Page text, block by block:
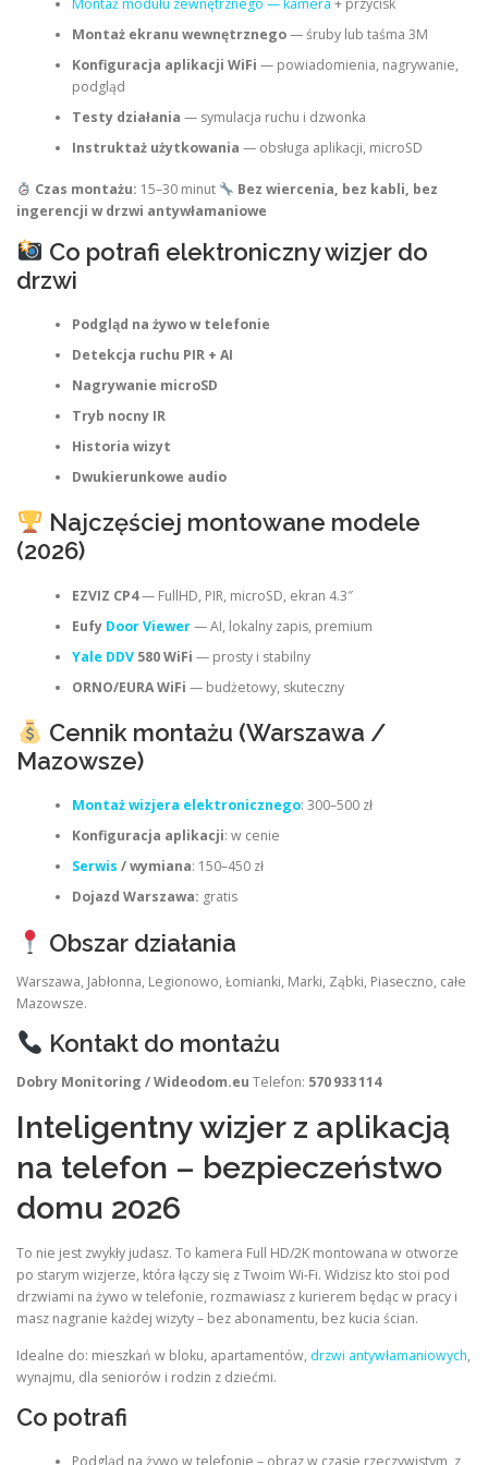
Montaż modułu zewnętrznego — kamera + przycisk
Montaż ekranu wewnętrznego— śruby lub taśma 3M
Konfiguracja aplikacji WiFi — powiadomienia, nagrywanie,
podgląd
Testy działania — symulacja ruchu i dzwonka
Instruktaż użytkowania — obsługa aplikacji, microSD
Czas montażu: 15–30 minut
Bez wiercenia, bez kabli, bez
ingerencji w drzwi antywłamaniowe
Co potrafi elektroniczny wizjer do
drzwi
Podgląd na żywo w telefonie
Detekcja ruchu PIR + AI
Nagrywanie microSD
Tryb nocny IR
Historia wizyt
Dwukierunkowe audio
Najczęściej montowane modele
(2026)
EZVIZ CP4— FullHD, PIR, microSD, ekran 4.3″
Eufy Door Viewer— AI, lokalny zapis, premium
Yale DDV580 WiFi — prosty i stabilny
ORNO/EURA WiFi — budżetowy, skuteczny
Cennik montażu (Warszawa /
Mazowsze)
Montaż wizjera elektronicznego: 300–500 zł
Konfiguracja aplikacji: w cenie
Serwis / wymiana: 150–450 zł
Dojazd Warszawa: gratis
Obszar działania
Warszawa, Jabłonna, Legionowo, Łomianki, Marki, Ząbki, Piaseczno, całe
Mazowsze.
Kontakt do montażu
Dobry Monitoring / Wideodom.eu Telefon: 570 933 114
Inteligentny wizjer z aplikacją
na telefon – bezpieczeństwo
domu 2026
To nie jest zwykły judasz. To kamera Full HD/2K montowana w otworze
po starym wizjerze, która łączy się z Twoim Wi-Fi. Widzisz kto stoi pod
drzwiami na żywo w telefonie, rozmawiasz z kurierem będąc w pracy i
masz nagranie każdej wizyty – bez abonamentu, bez kucia ścian.
Idealne do: mieszkań w bloku, apartamentów, drzwi antywłamaniowych,
wynajmu, dla seniorów i rodzin z dziećmi.
Co potrafi
Podgląd na żywo w telefonie – obraz w czasie rzeczywistym, z